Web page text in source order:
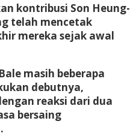
kontribusi Son Heung-
telah mencetak
mereka sejak awal
masih beberapa
debutnya,
reaksi dari dua
bersaing